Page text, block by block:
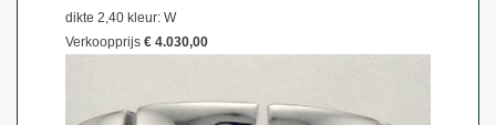
dikte 2,40 kleur: W
Verkoopprijs € 4.030,00